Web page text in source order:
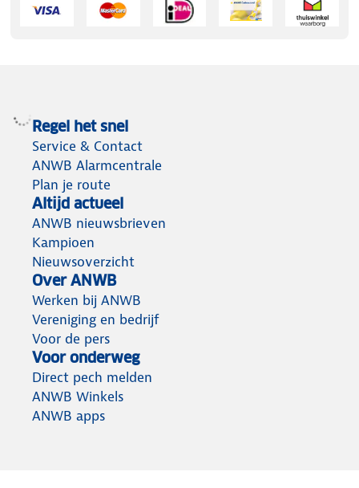
Regel het snel
Service & Contact
ANWB Alarmcentrale
Plan je route
Altijd actueel
ANWB nieuwsbrieven
Kampioen
Nieuwsoverzicht
Over ANWB
Werken bij ANWB
Vereniging en bedrijf
Voor de pers
Voor onderweg
Direct pech melden
ANWB Winkels
ANWB apps